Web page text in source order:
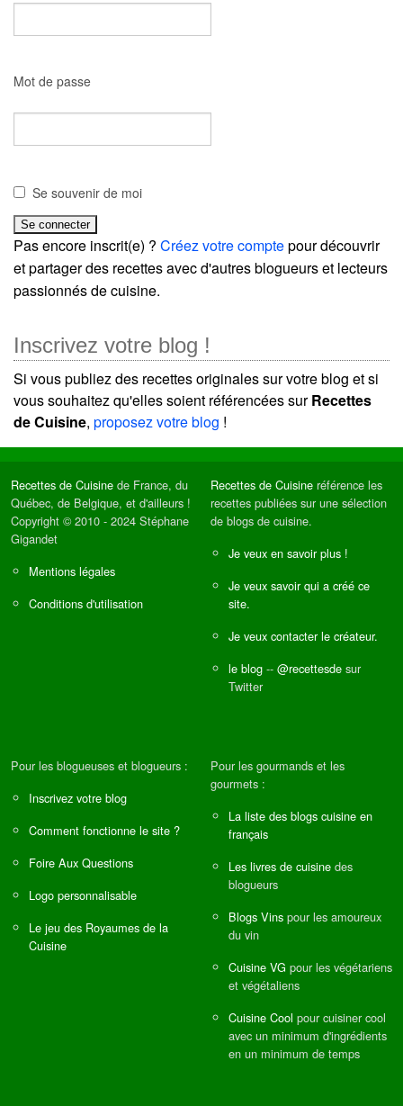
Mot de passe
Se souvenir de moi
Pas encore inscrit(e) ? Créez votre comptepour découvrir
et partager des recettes avec d'autres blogueurs et lecteurs
passionnés de cuisine.
Inscrivez votre blog !
Si vous publiez des recettes originales sur votre blog et si
vous souhaitez qu'elles soient référencées surRecettes
de Cuisine, proposez votre blog !
Recettes de Cuisine de France, du
Québec, de Belgique, et d'ailleurs !
Copyright © 2010 - 2024 Stéphane
Gigandet
Mentions légales
Conditions d'utilisation
Recettes de Cuisine référence les
recettes publiées sur une sélection
de blogs de cuisine.
Je veux en savoir plus !
Je veux savoir qui a créé ce
site.
Je veux contacter le créateur.
le blog -- @recettesde sur
Twitter
Pour les blogueuses et blogueurs :
Inscrivez votre blog
Comment fonctionne le site ?
Foire Aux Questions
Logo personnalisable
Le jeu des Royaumes de la
Cuisine
Pour les gourmands et les
gourmets :
La liste des blogs cuisine en
français
Les livres de cuisine des
blogueurs
Blogs Vins pour les amoureux
du vin
Cuisine VG pour les végétariens
et végétaliens
Cuisine Cool pour cuisiner cool
avec un minimum d'ingrédients
en un minimum de temps